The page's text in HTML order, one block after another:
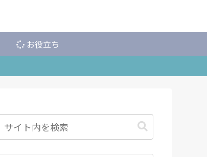
お役立ち